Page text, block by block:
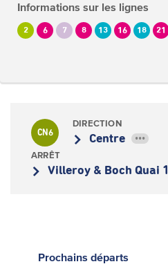
Informations sur les lignes
2 6 7 8 13 16 18 21
CN6
DIRECTION
Centre •••
ARRÊT
Villeroy & Boch Quai 1
Prochains départs